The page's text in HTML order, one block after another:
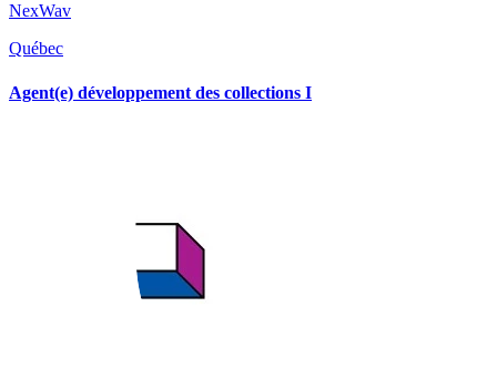
NexWav
Québec
Agent(e) développement des collections I